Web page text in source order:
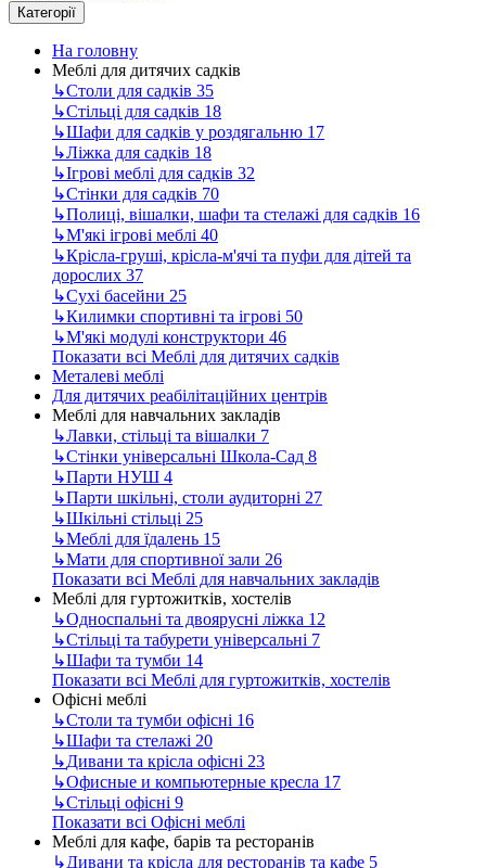
Категорії
На головну
Меблі для дитячих садків
↳Столи для садків 35
↳Стільці для садків 18
↳Шафи для садків у роздягальню 17
↳Ліжка для садків 18
↳Ігрові меблі для садків 32
↳Стінки для садків 70
↳Полиці, вішалки, шафи та стелажі для садків 16
↳М'які ігрові меблі 40
↳Крісла-груші, крісла-м'ячі та пуфи для дітей та
дорослих 37
↳Сухі басейни 25
↳Килимки спортивні та ігрові 50
↳М'які модулі конструктори 46
Показати всі Меблі для дитячих садків
Металеві меблі
Для дитячих реабілітаційних центрів
Меблі для навчальних закладів
↳Лавки, стільці та вішалки 7
↳Стінки універсальні Школа-Сад 8
↳Парти НУШ 4
↳Парти шкільні, столи аудиторні 27
↳Шкільні стільці 25
↳Меблі для їдалень 15
↳Мати для спортивної зали 26
Показати всі Меблі для навчальних закладів
Меблі для гуртожитків, хостелів
↳Односпальні та двоярусні ліжка 12
↳Стільці та табурети універсальні 7
↳Шафи та тумби 14
Показати всі Меблі для гуртожитків, хостелів
Офісні меблі
↳Столи та тумби офісні 16
↳Шафи та стелажі 20
↳Дивани та крісла офісні 23
↳Офисные и компьютерные кресла 17
↳Стільці офісні 9
Показати всі Офісні меблі
Меблі для кафе, барів та ресторанів
↳Дивани та крісла для ресторанів та кафе 5